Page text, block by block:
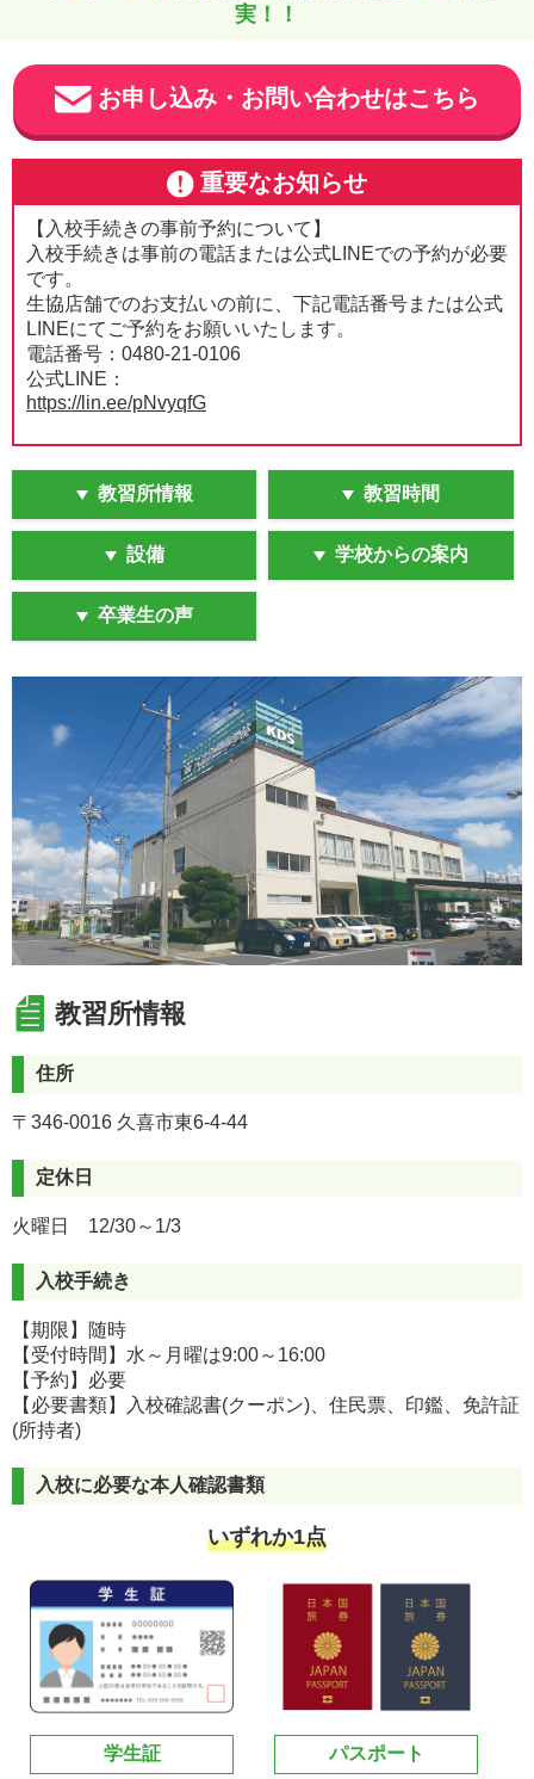
実！！
お申し込み・お問い合わせはこちら
重要なお知らせ
【入校手続きの事前予約について】
入校手続きは事前の電話または公式LINEでの予約が必要
です。
生協店舗でのお支払いの前に、下記電話番号または公式
LINEにてご予約をお願いいたします。
電話番号：0480-21-0106
公式LINE：
https://lin.ee/pNvyqfG
【普通車MTの技能教習について】
普通車MTの技能教習は「普通車AT」と「AT限定解除」
の組み合わせとなります。
普通車MT免許をご希望の方は、生協にて「普通車AT」
をお申込み後に、教習所にて「AT限定解除」の追加料金
40,000円(税込)をお支払いください。
※「AT限定解除」は再審査の際に追加料金が発生します
をご確認ください。
https://manabi.univcoop.or.jp/drive/tsugaku/tk/pdf/
教習所情報 教習時間
設備 学校からの案内
卒業生の声
教習所情報
住所
〒346-0016 久喜市東6-4-44
定休日
火曜日 12/30～1/3
入校手続き
【期限】随時
【受付時間】水～月曜は9:00～16:00
【予約】必要
【必要書類】入校確認書(クーポン)、住民票、印鑑、免許証
(所持者)
入校に必要な本人確認書類
いずれか1点
学生証 パスポート